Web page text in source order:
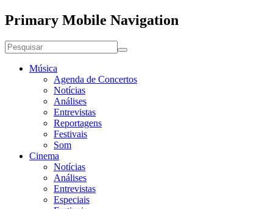
Primary Mobile Navigation
Música
Agenda de Concertos
Notícias
Análises
Entrevistas
Reportagens
Festivais
Som
Cinema
Notícias
Análises
Entrevistas
Especiais